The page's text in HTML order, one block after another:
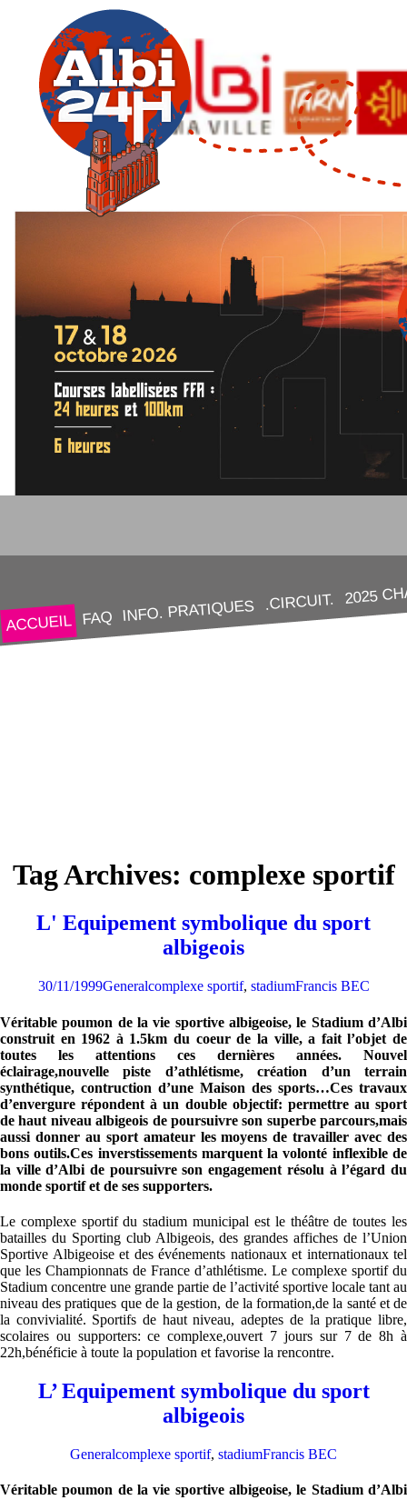
ACCUEIL FAQ INFO. PRATIQUES .CIRCUIT. 2025
Tag Archives: complexe sportif
L' Equipement symbolique du sport
albigeois
30/11/1999Generalcomplexe sportif, stadiumFrancis BEC
Véritable poumon de la vie sportive albigeoise, le Stadium d’Albi
construit en 1962 à 1.5km du coeur de la ville, a fait l’objet de
toutes les attentions ces dernières années. Nouvel
éclairage,nouvelle piste d’athlétisme, création d’un terrain
synthétique, contruction d’une Maison des sports…Ces travaux
d’envergure répondent à un double objectif: permettre au sport
de haut niveau albigeois de poursuivre son superbe parcours,mais
aussi donner au sport amateur les moyens de travailler avec des
bons outils.Ces inverstissements marquent la volonté inflexible de
la ville d’Albi de poursuivre son engagement résolu à l’égard du
monde sportif et de ses supporters.
Le complexe sportif du stadium municipal est le théâtre de toutes les
batailles du Sporting club Albigeois, des grandes affiches de l’Union
Sportive Albigeoise et des événements nationaux et internationaux tel
que les Championnats de France d’athlétisme. Le complexe sportif du
Stadium concentre une grande partie de l’activité sportive locale tant au
niveau des pratiques que de la gestion, de la formation,de la santé et de
la convivialité. Sportifs de haut niveau, adeptes de la pratique libre,
scolaires ou supporters: ce complexe,ouvert 7 jours sur 7 de 8h à
22h,bénéficie à toute la population et favorise la rencontre.
L’ Equipement symbolique du sport
albigeois
Generalcomplexe sportif, stadiumFrancis BEC
Véritable poumon de la vie sportive albigeoise, le Stadium d’Albi